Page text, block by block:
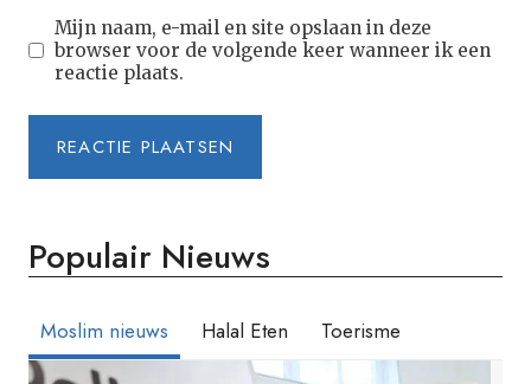
Mijn naam, e-mail en site opslaan in deze
browser voor de volgende keer wanneer ik een
reactie plaats.
Populair Nieuws
Moslim nieuws Halal Eten Toerisme